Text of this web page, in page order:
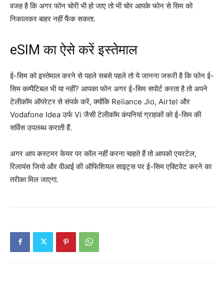
वजह है कि अगर फोन चोरी भी हो जाए तो भी चोर आपके फोन से सिम को
निकालकर बाहर नहीं फैंक सकता.
eSIM का ऐसे करें इस्तेमाल
ई-सिम को इस्तेमाल करने से पहले सबसे पहले तो ये जानना जरूरी है कि फोन ई-
सिम कम्पैटिबल भी या नहीं? आपका फोन अगर ई-सिम सपोर्ट करता है तो अपने
टेलीकॉम ऑपरेटर से संपर्क करें, क्योंकि Reliance Jio, Airtel और
Vodafone Idea उर्फ Vi जैसी टेलीकॉम कंपनियां ग्राहकों को ई-सिम की
सर्विस उपलब्ध कराती हैं.
अगर आप कस्टमर केयर पर कॉल नहीं करना चाहते हैं तो आपको एयरटेल,
रिलायंस जियो और वीआई की ऑफिशियल साइट्स पर ई-सिम एक्टिवेट करने का
तरीका मिल जाएगा.